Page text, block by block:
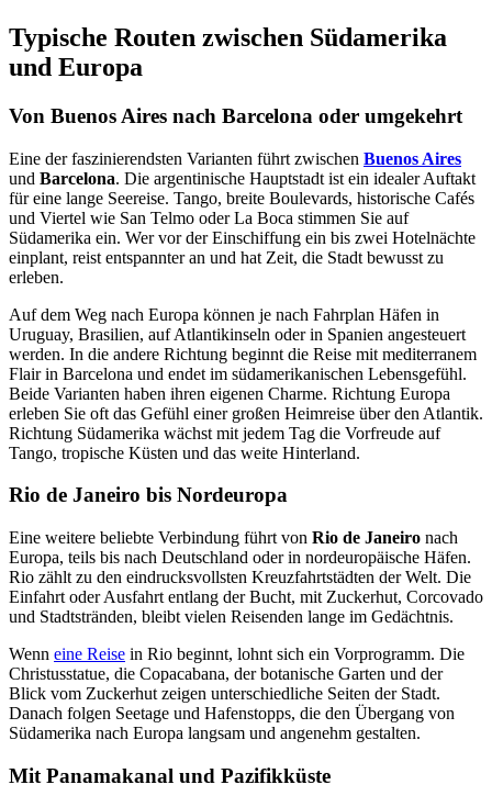
Typische Routen zwischen Südamerika
und Europa
Von Buenos Aires nach Barcelona oder umgekehrt
Eine der faszinierendsten Varianten führt zwischen Buenos Aires
und Barcelona. Die argentinische Hauptstadt ist ein idealer Auftakt
für eine lange Seereise. Tango, breite Boulevards, historische Cafés
und Viertel wie San Telmo oder La Boca stimmen Sie auf
Südamerika ein. Wer vor der Einschiffung ein bis zwei Hotelnächte
einplant, reist entspannter an und hat Zeit, die Stadt bewusst zu
erleben.
Auf dem Weg nach Europa können je nach Fahrplan Häfen in
Uruguay, Brasilien, auf Atlantikinseln oder in Spanien angesteuert
werden. In die andere Richtung beginnt die Reise mit mediterranem
Flair in Barcelona und endet im südamerikanischen Lebensgefühl.
Beide Varianten haben ihren eigenen Charme. Richtung Europa
erleben Sie oft das Gefühl einer großen Heimreise über den Atlantik.
Richtung Südamerika wächst mit jedem Tag die Vorfreude auf
Tango, tropische Küsten und das weite Hinterland.
Rio de Janeiro bis Nordeuropa
Eine weitere beliebte Verbindung führt von Rio de Janeiro nach
Europa, teils bis nach Deutschland oder in nordeuropäische Häfen.
Rio zählt zu den eindrucksvollsten Kreuzfahrtstädten der Welt. Die
Einfahrt oder Ausfahrt entlang der Bucht, mit Zuckerhut, Corcovado
und Stadtstränden, bleibt vielen Reisenden lange im Gedächtnis.
Wenn eine Reise in Rio beginnt, lohnt sich ein Vorprogramm. Die
Christusstatue, die Copacabana, der botanische Garten und der
Blick vom Zuckerhut zeigen unterschiedliche Seiten der Stadt.
Danach folgen Seetage und Hafenstopps, die den Übergang von
Südamerika nach Europa langsam und angenehm gestalten.
Mit Panamakanal und Pazifikküste